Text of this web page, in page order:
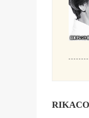
RIKACO